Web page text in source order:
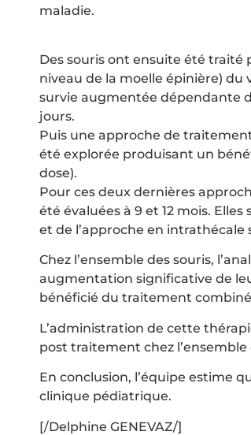
maladie.
Des souris ont ensuite été
niveau de la moelle épinière) du
survie augmentée dépendante
jours.
Puis une approche de
été explorée produisant un
dose).
Pour ces deux dernières
été évaluées à 9 et 12 mois.
et de l’approche en intrathécale
Chez l’ensemble des souris,
augmentation significative de
bénéficié du traitement
L’administration de cette
post traitement chez
En conclusion, l’équipe estime
clinique pédiatrique.
[/Delphine GENEVAZ/]